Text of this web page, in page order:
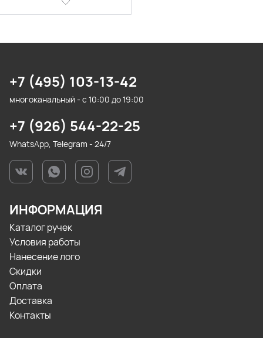
+7 (495) 103-13-42
многоканальный - с 10:00 до 19:00
+7 (926) 544-22-25
WhatsApp, Telegram - 24/7
ИНФОРМАЦИЯ
Каталог ручек
Условия работы
Нанесение лого
Скидки
Оплата
Доставка
Контакты